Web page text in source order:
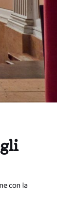
con la